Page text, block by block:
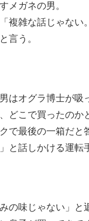
メガネの男。
複雑な話じゃない
言う。
はオグラ博士が吸
どこで買ったのか
で最後の一箱だと
と話しかける運転
の味じゃない」と